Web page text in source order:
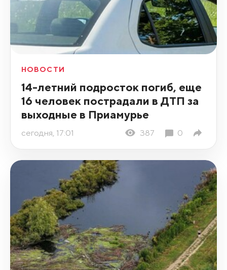
НОВОСТИ
14-летний подросток погиб, еще
16 человек пострадали в ДТП за
выходные в Приамурье
сегодня, 17:01 387 0